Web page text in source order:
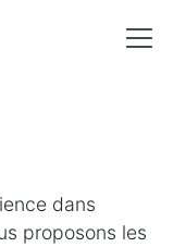
dans
proposons les